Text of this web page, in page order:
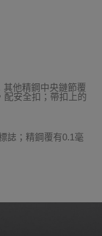
其他精鋼中央鏈節覆
配安全扣；帶扣上的
誌；精鋼覆有0.1毫